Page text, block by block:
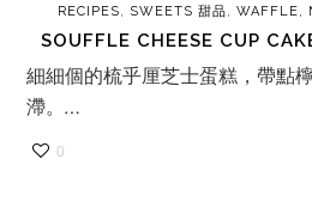
RECIPES, SWEETS 甜品, WAFFLE,
SOUFFLE CHEESE CUP
細細個的梳乎厘芝士蛋糕，帶點
滯。…
0